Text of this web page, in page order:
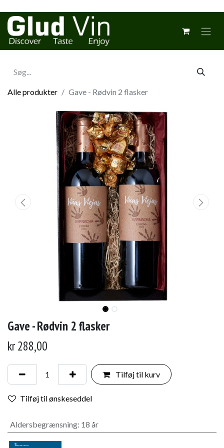
Alle produkter Gave - Rødvin 2 flasker
Gave - Rødvin 2 flasker
kr288,00
Tilføj til kurv
Tilføj til ønskeseddel
Aldersbegrænsning: 18 år